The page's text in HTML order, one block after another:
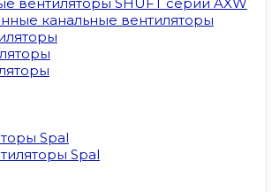
канальные вентиляторы
Spal
Spal